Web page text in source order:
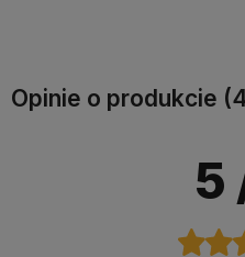
Opinie o produkcie
5